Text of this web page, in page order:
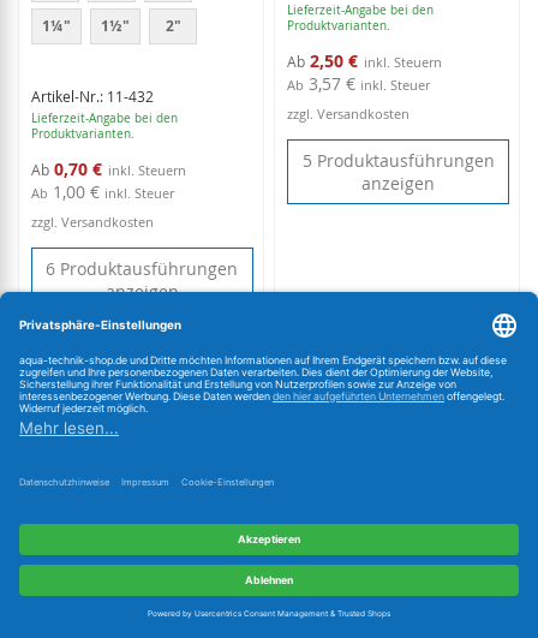
Artikel-Nr.: 11-432
Lieferzeit-Angabe bei den
Produktvarianten.
Ab 0,70 €
Ab 1,00 € inkl. Steuer
1¼" 1½" 2"
zzgl. Versandkosten
6 Produktausführungen
anzeigen
Lieferzeit-Angabe bei den
Produktvarianten.
Ab 2,50 €
Ab 3,57 € inkl. Steuer
zzgl. Versandkosten
5 Produktausführungen
anzeigen
Weitere Kategorien einblenden